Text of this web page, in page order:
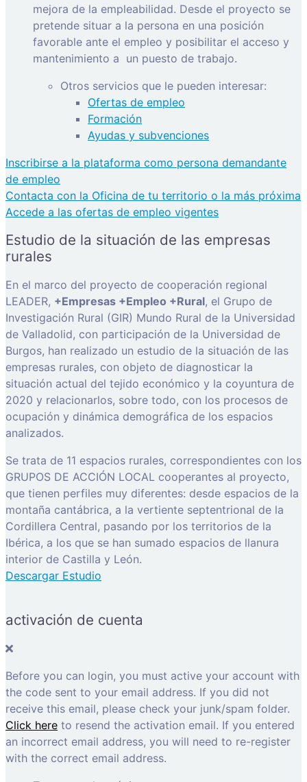
mejora de la empleabilidad. Desde el proyecto se
pretende situar a la persona en una posición
favorable ante el empleo y posibilitar el acceso y
mantenimiento a un puesto de trabajo.
Otros servicios que le pueden interesar:
Ofertas de empleo
Formación
Ayudas y subvenciones
Inscribirse a la plataforma como persona demandante
de empleo
Contacta con la Oficina de tu territorio o la más próxima
Accede a las ofertas de empleo vigentes
Estudio de la situación de las empresas
rurales
En el marco del proyecto de cooperación regional
LEADER, +Empresas +Empleo +Rural, el Grupo de
Investigación Rural (GIR) Mundo Rural de la Universidad
de Valladolid, con participación de la Universidad de
Burgos, han realizado un estudio de la situación de las
empresas rurales, con objeto de diagnosticar la
situación actual del tejido económico y la coyuntura de
2020 y relacionarlos, sobre todo, con los procesos de
ocupación y dinámica demográfica de los espacios
analizados.
Se trata de 11 espacios rurales, correspondientes con los
GRUPOS DE ACCIÓN LOCAL cooperantes al proyecto,
que tienen perfiles muy diferentes: desde espacios de la
montaña cantábrica, a la vertiente septentrional de la
Cordillera Central, pasando por los territorios de la
Ibérica, a los que se han sumado espacios de llanura
interior de Castilla y León.
Descargar Estudio
activación de cuenta
Before you can login, you must active your account with
the code sent to your email address. If you did not
receive this email, please check your junk/spam folder.
Click here to resend the activation email. If you entered
an incorrect email address, you will need to re-register
with the correct email address.